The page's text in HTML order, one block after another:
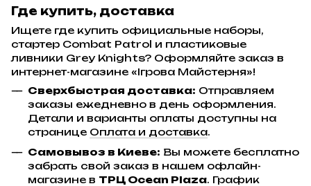
Где купить, доставка
Ищете где купить официальные наборы,
стартер Combat Patrol и пластиковые
ливники Grey Knights? Оформляйте заказ в
интернет-магазине «Ігрова Майстерня»!
Сверхбыстрая доставка: Отправляем
заказы ежедневно в день оформления.
Детали и варианты оплаты доступны на
странице Оплата и доставка.
Самовывоз в Киеве: Вы можете бесплатно
забрать свой заказ в нашем офлайн-
магазине в ТРЦ Ocean Plaza. График